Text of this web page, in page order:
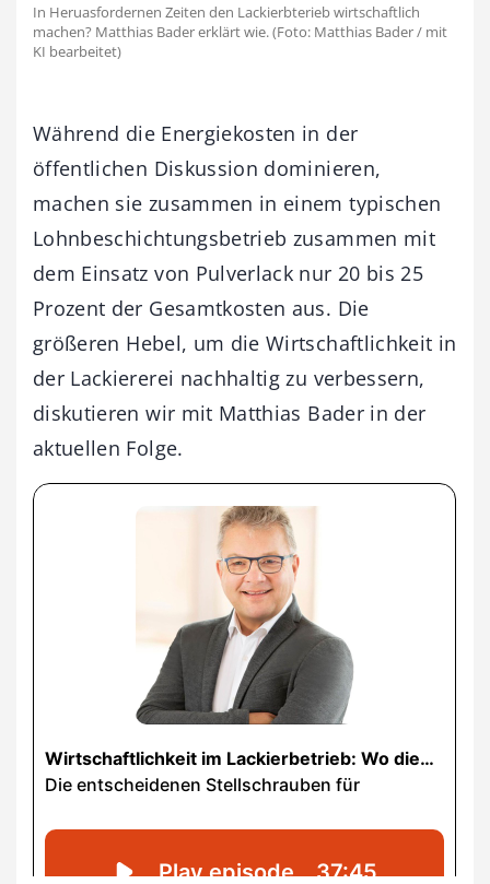
In Heruasfordernen Zeiten den Lackierbterieb wirtschaftlich
machen? Matthias Bader erklärt wie. (Foto: Matthias Bader / mit
KI bearbeitet)
Während die Energiekosten in der
öffentlichen Diskussion dominieren,
machen sie zusammen in einem typischen
Lohnbeschichtungsbetrieb zusammen mit
dem Einsatz von Pulverlack nur 20 bis 25
Prozent der Gesamtkosten aus. Die
größeren Hebel, um die Wirtschaftlichkeit in
der Lackiererei nachhaltig zu verbessern,
diskutieren wir mit Matthias Bader in der
aktuellen Folge.